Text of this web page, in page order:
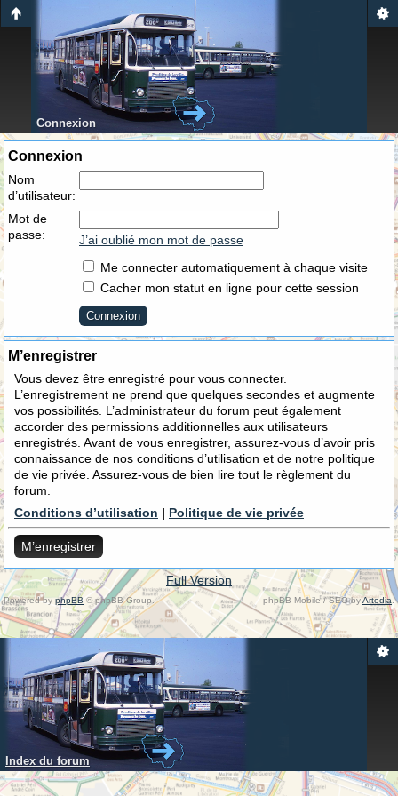
Connexion
Connexion
Nom
d’utilisateur:
Mot de
passe:
J’ai oublié mon mot de passe
Me connecter automatiquement à chaque visite
Cacher mon statut en ligne pour cette session
M’enregistrer
Vous devez être enregistré pour vous connecter.
L’enregistrement ne prend que quelques secondes et augmente
vos possibilités. L’administrateur du forum peut également
accorder des permissions additionnelles aux utilisateurs
enregistrés. Avant de vous enregistrer, assurez-vous d’avoir pris
connaissance de nos conditions d’utilisation et de notre politique
de vie privée. Assurez-vous de bien lire tout le règlement du
forum.
Conditions d’utilisation | Politique de vie privée
M’enregistrer
Full Version
Powered byphpBB © phpBB Group. phpBB Mobile / SEO byArtodia .
Index du forum